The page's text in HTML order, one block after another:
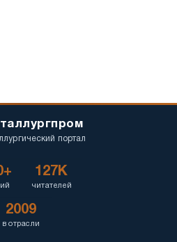
портал
127K
читателей
2009
в отрасли